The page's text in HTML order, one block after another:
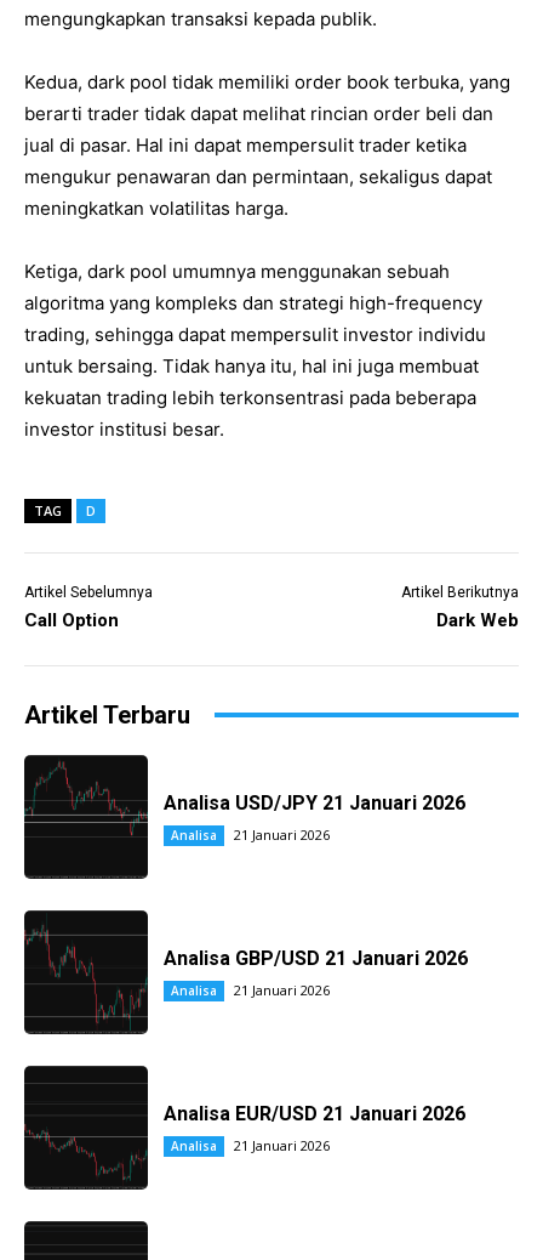
mengungkapkan transaksi kepada publik.
Kedua, dark pool tidak memiliki order book terbuka, yang
berarti trader tidak dapat melihat rincian order beli dan
jual di pasar. Hal ini dapat mempersulit trader ketika
mengukur penawaran dan permintaan, sekaligus dapat
meningkatkan volatilitas harga.
Ketiga, dark pool umumnya menggunakan sebuah
algoritma yang kompleks dan strategi high-frequency
trading, sehingga dapat mempersulit investor individu
untuk bersaing. Tidak hanya itu, hal ini juga membuat
kekuatan trading lebih terkonsentrasi pada beberapa
investor institusi besar.
TAG D
Artikel Sebelumnya
Call Option
Artikel Berikutnya
Dark Web
Artikel Terbaru
Analisa USD/JPY 21 Januari 2026
Analisa 21 Januari 2026
Analisa GBP/USD 21 Januari 2026
Analisa 21 Januari 2026
Analisa EUR/USD 21 Januari 2026
Analisa 21 Januari 2026